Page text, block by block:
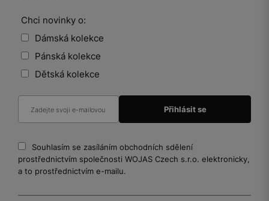
Chci novinky o:
Dámská kolekce
Pánská kolekce
Dětská kolekce
Souhlasím se zasíláním obchodních sdělení
prostřednictvím společnosti WOJAS Czech s.r.o. elektronicky,
a to prostřednictvím e-mailu.